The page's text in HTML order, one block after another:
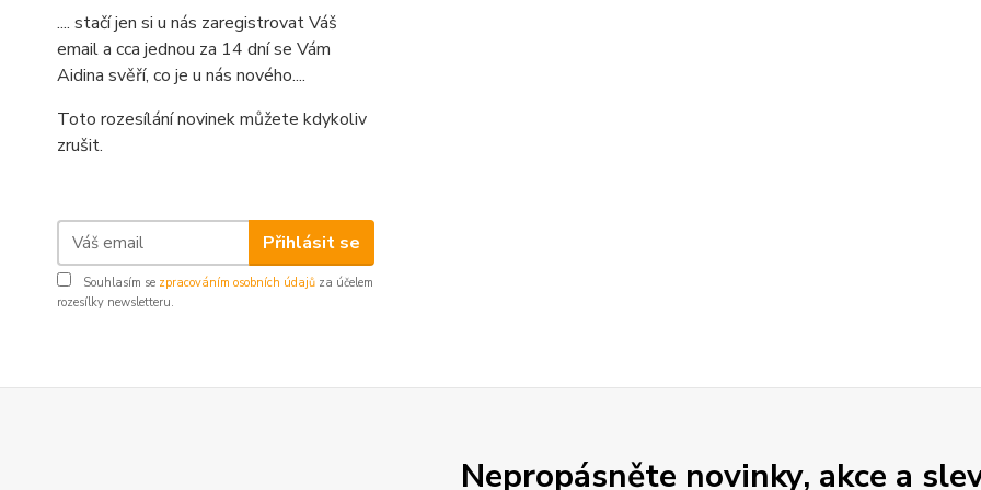
.... stačí jen si u nás zaregistrovat Váš
email a cca jednou za 14 dní se Vám
Aidina svěří, co je u nás nového....
Toto rozesílání novinek můžete kdykoliv
zrušit.
Přihlásit se
Souhlasím se zpracováním osobních údajů za účelem
rozesílky newsletteru.
Nepropásněte novinky, akce a